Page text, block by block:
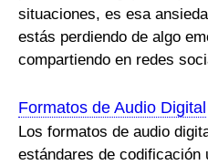
situaciones, es esa
estás perdiendo de algo
compartiendo en redes
Formatos de Audio Digital
Los formatos de audio
estándares de codificación